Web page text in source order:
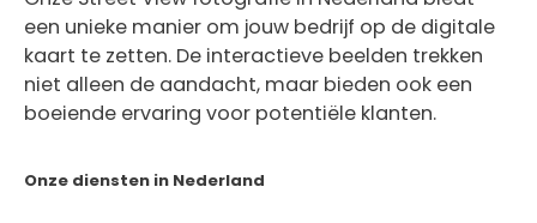
een unieke manier om jouw bedrijf op de digitale
kaart te zetten. De interactieve beelden trekken
niet alleen de aandacht, maar bieden ook een
boeiende ervaring voor potentiële klanten.
Onze diensten in Nederland